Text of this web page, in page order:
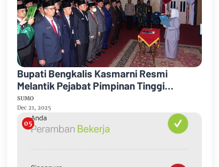
Bupati Bengkalis Kasmarni Resmi
Melantik Pejabat Pimpinan Tinggi
Pratama
SUMO
Dec 21, 2025